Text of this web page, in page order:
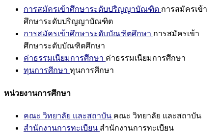
การสมัครเข้าศึกษาระดับปริญญาบัณฑิต การสมัครเข้า
ศึกษาระดับปริญญาบัณฑิต
การสมัครเข้าศึกษาระดับบัณฑิตศึกษา การสมัครเข้า
ศึกษาระดับบัณฑิตศึกษา
ค่าธรรมเนียมการศึกษา ค่าธรรมเนียมการศึกษา
ทุนการศึกษา ทุนการศึกษา
หน่วยงานการศึกษา
คณะ วิทยาลัย และสถาบัน คณะ วิทยาลัย และสถาบัน
สำนักงานการทะเบียน สำนักงานการทะเบียน